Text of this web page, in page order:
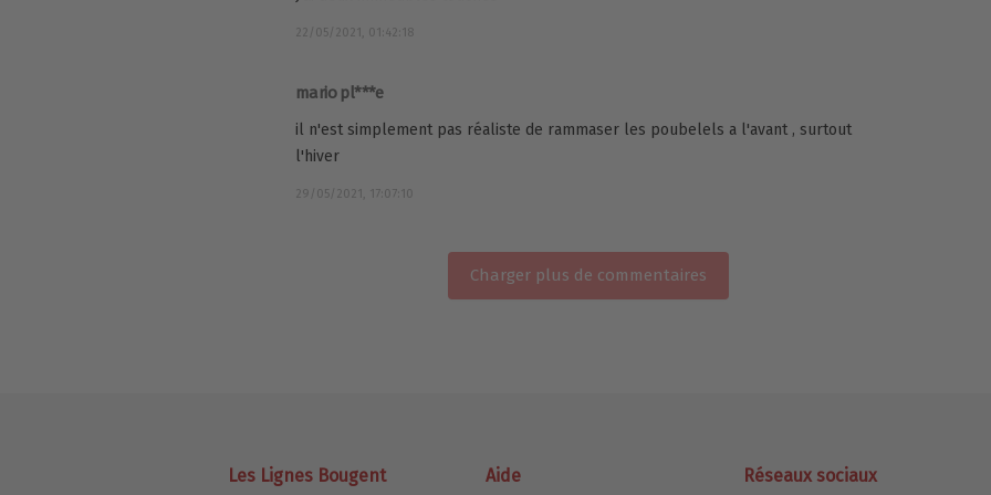
22/05/2021, 01:42:18
mario pl***e
il n'est simplement pas réaliste de rammaser les poubelels a l'avant , surtout
l'hiver
29/05/2021, 17:07:10
Charger plus de commentaires
Les Lignes Bougent Aide Réseaux sociaux